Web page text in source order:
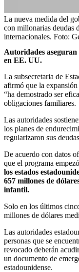
La nueva medida del
con millonarias deudas
internacionales. Foto:
Autoridades
en EE. UU.
La subsecretaria de
afirmó que la
“ha demostrado ser
obligaciones familiares.
Las autoridades
los planes de
regularizaron sus
De acuerdo con datos
que el programa
los estados
657 millones de
infantil.
Solo en los últimos
millones de dólares
Las autoridades
personas que se
revocado deberán
un documento de
estadounidense.